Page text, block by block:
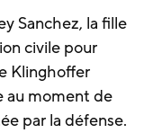
Sanchez, la fille
civile pour
Klinghoffer
au moment de
par la défense.